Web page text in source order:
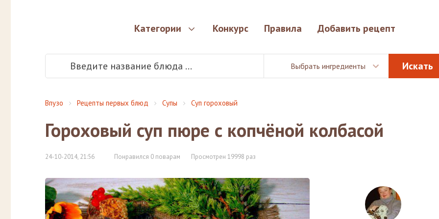
Категории Конкурс Правила Добавить рецепт
Выбрать ингредиенты
Впузо Рецепты первых блюд Супы Суп гороховый
Гороховый суп пюре с копчёной колбасой
24-10-2014, 21:56 Понравился 0 поварам Просмотрен 19998 раз